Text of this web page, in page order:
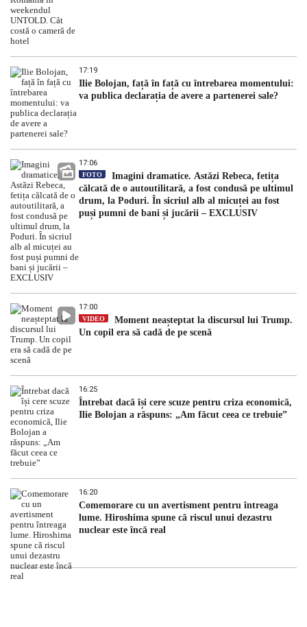
17:19
Ilie Bolojan, față în față cu întrebarea momentului:
va publica declarația de avere a partenerei sale?
17:06
FOTO
Imagini dramatice. Astăzi Rebeca, fetița
călcată de o autoutilitară, a fost condusă pe ultimul
drum, la Poduri. În sicriul alb al micuței au fost
puși pumni de bani și jucării – EXCLUSIV
17:00
VIDEO
Moment neașteptat la discursul lui Trump.
Un copil era să cadă de pe scenă
16:25
Întrebat dacă își cere scuze pentru criza economică,
Ilie Bolojan a răspuns: „Am făcut ceea ce trebuie”
16:20
Comemorare cu un avertisment pentru întreaga
lume. Hiroshima spune că riscul unui dezastru
nuclear este încă real